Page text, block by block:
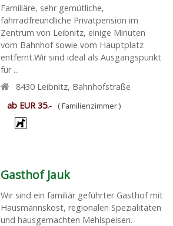
Familiäre, sehr gemütliche,
fahrradfreundliche Privatpension im
Zentrum von Leibnitz, einige Minuten
vom Bahnhof sowie vom Hauptplatz
entfernt.Wir sind ideal als Ausgangspunkt
für ...
8430 Leibnitz, Bahnhofstraße
ab EUR 35.-
( Familienzimmer )
Gasthof Jauk
Wir sind ein familiär geführter Gasthof mit
Hausmannskost, regionalen Spezialitäten
und hausgemachten Mehlspeisen.